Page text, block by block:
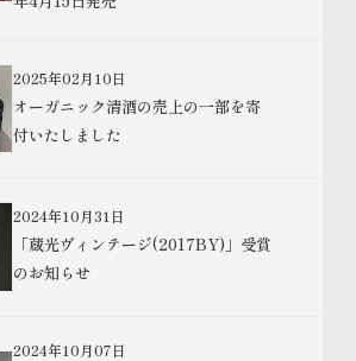
2025年02月10日
オーガニック清酒の売上の一部を寄
付いたしました
2024年10月31日
「蔵光ヴィンテージ(2017BY)」受賞
のお知らせ
2024年10月07日